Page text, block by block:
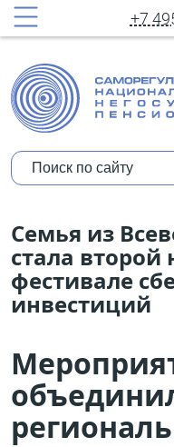
+7
Семья из
стала второй
фестивале
инвестиций